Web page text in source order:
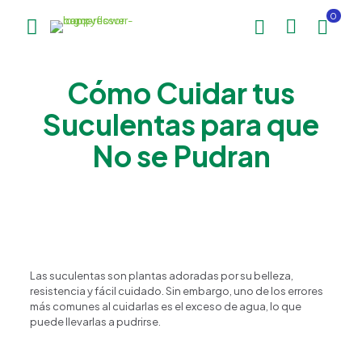
0
Cómo Cuidar tus
Suculentas para que
No se Pudran
Las suculentas son plantas adoradas por su belleza,
resistencia y fácil cuidado. Sin embargo, uno de los errores
más comunes al cuidarlas es el exceso de agua, lo que
puede llevarlas a pudrirse.